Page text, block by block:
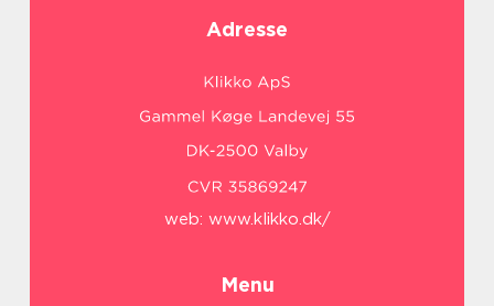
Adresse
web: www.klikko.dk/
Menu